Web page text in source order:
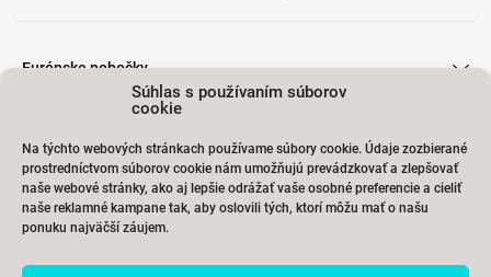
Súhlas s používaním súborov
cookie
Na týchto webových stránkach používame súbory cookie. Údaje zozbierané
prostredníctvom súborov cookie nám umožňujú prevádzkovať a zlepšovať
naše webové stránky, ako aj lepšie odrážať vaše osobné preferencie a cieliť
naše reklamné kampane tak, aby oslovili tých, ktorí môžu mať o našu
ponuku najväčší záujem.
Európske pobočky
Školenia